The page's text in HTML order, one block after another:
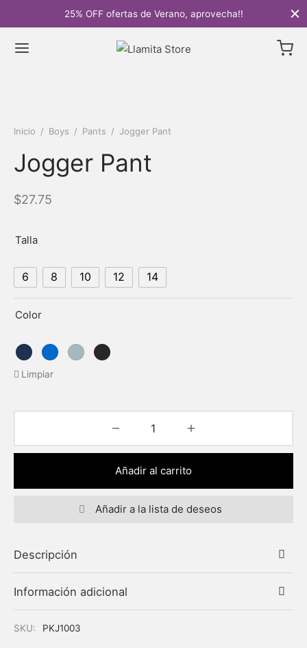
25% OFF ofertas de Verano, aprovecha!!
Inicio / Boys / Pants / Jogger Pant
Jogger Pant
$27.75
Talla
6 8 10 12 14
Color
Limpiar
Añadir al carrito
Añadir a la lista de deseos
Descripción
Información adicional
SKU: PKJ1003